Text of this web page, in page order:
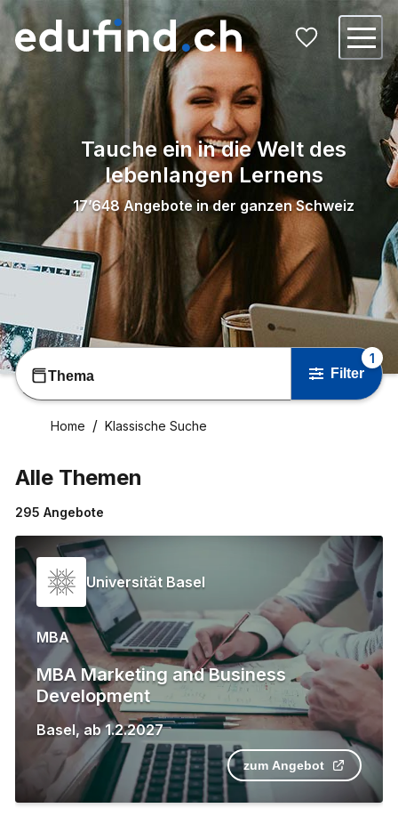
Tauche ein in die Welt des
lebenlangen Lernens
17’648 Angebote in der ganzen Schweiz
Thema Filter
1
Home Klassische Suche
Alle Themen
295 Angebote
Universität Basel
MBA
MBA Marketing and Business
Development
Basel, ab 1.2.2027
zum Angebot